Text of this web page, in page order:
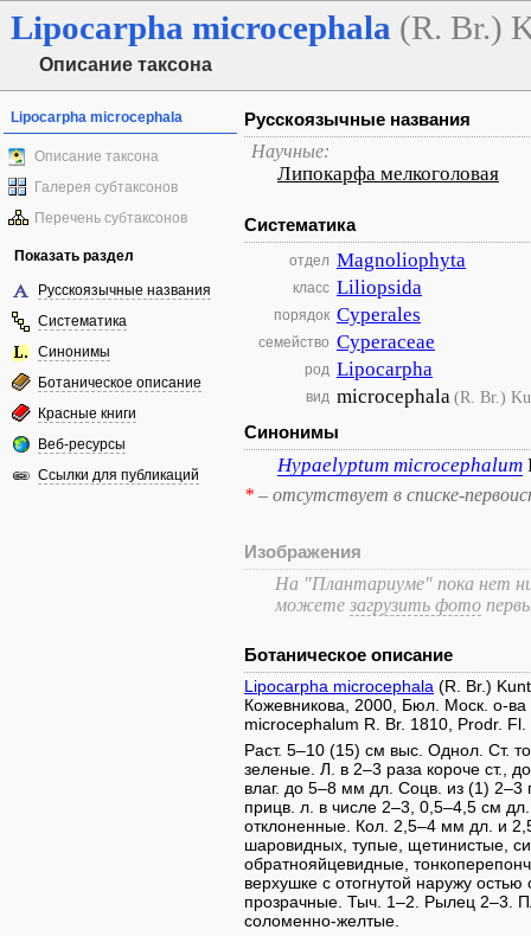
Lipocarpha microcephala (R. Br.)
Описание таксона
Lipocarpha microcephala
Описание таксона
Галерея субтаксонов
Перечень субтаксонов
Показать раздел
Русскоязычные названия
Систематика
Синонимы
Ботаническое описание
Красные книги
Веб-ресурсы
Ссылки для публикаций
Русскоязычные названия
Научные:
Липокарфа мелкоголовая
Систематика
отдел Magnoliophyta
класс Liliopsida
порядок Cyperales
семейство Cyperaceae
род Lipocarpha
вид microcephala(R. Br.)
Синонимы
Hypaelyptum microcephalum
* – отсутствует в списке-
Изображения
На "Плантариуме" пока нет
можете загрузить фото
Ботаническое описание
Lipocarpha microcephala (R. Br.)
Кожевникова, 2000, Бюл. Моск. о-
microcephalum R. Br. 1810, Prodr.
Раст. 5–10 (15) см выс. Однол. Ст.
зеленые. Л. в 2–3 раза короче ст.,
влаг. до 5–8 мм дл. Соцв. из (1)
прицв. л. в числе 2–3, 0,5–4,5 см
отклоненные. Кол. 2,5–4 мм дл. и
шаровидных, тупые, щетинистые,
обратнояйцевидные,
верхушке с отогнутой наружу
прозрачные. Тыч. 1–2. Рылец 2–3.
соломенно-желтые.